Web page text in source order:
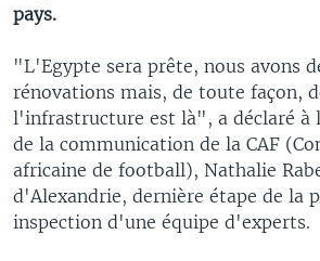
pays.
"L'Egypte sera prête, nous avons
rénovations mais, de toute façon,
l'infrastructure est là", a déclaré à
de la communication de la CAF
africaine de football), Nathalie
d'Alexandrie, dernière étape de la
inspection d'une équipe d'experts.